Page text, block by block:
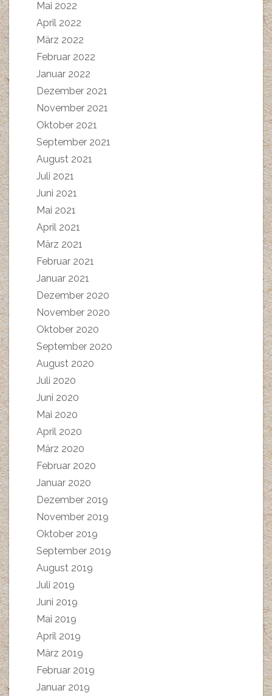
Mai 2022
April 2022
März 2022
Februar 2022
Januar 2022
Dezember 2021
November 2021
Oktober 2021
September 2021
August 2021
Juli 2021
Juni 2021
Mai 2021
April 2021
März 2021
Februar 2021
Januar 2021
Dezember 2020
November 2020
Oktober 2020
September 2020
August 2020
Juli 2020
Juni 2020
Mai 2020
April 2020
März 2020
Februar 2020
Januar 2020
Dezember 2019
November 2019
Oktober 2019
September 2019
August 2019
Juli 2019
Juni 2019
Mai 2019
April 2019
März 2019
Februar 2019
Januar 2019